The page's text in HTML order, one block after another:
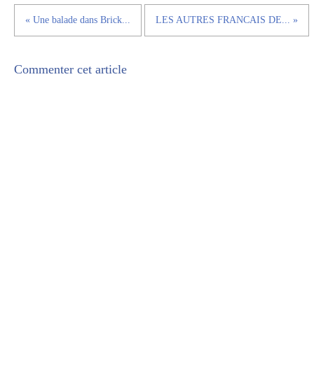
« Une balade dans Brick... LES AUTRES FRANCAIS DE... »
Commenter cet article